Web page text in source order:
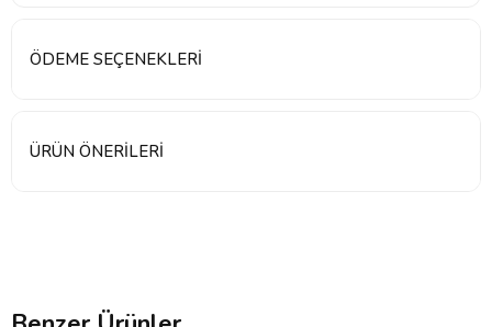
ÖDEME SEÇENEKLERI
ÜRÜN ÖNERILERI